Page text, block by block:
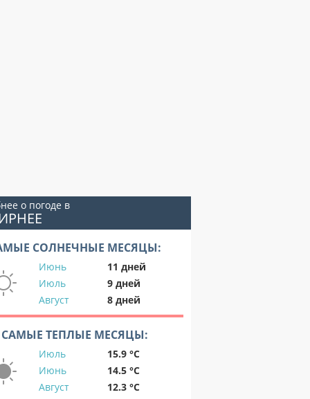
о погоде в
СОЛНЕЧНЫЕ МЕСЯЦЫ:
Июнь
11 дней
Июль
9 дней
Август
8 дней
САМЫЕ ТЕПЛЫЕ МЕСЯЦЫ:
Июль
15.9 °C
Июнь
14.5 °C
Август
12.3 °C